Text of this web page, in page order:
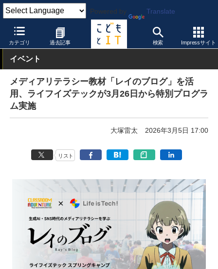
Powered by Translate
カテゴリ 過去記事 検索 Impressサイト
こどもとIT イベント・セミナー
イベント
メディアリテラシー教材「レイのブログ」を活
用、ライフイズテックが3月26日から特別プログラ
ム実施
大塚雷太 2026年3月5日 17:00
リスト